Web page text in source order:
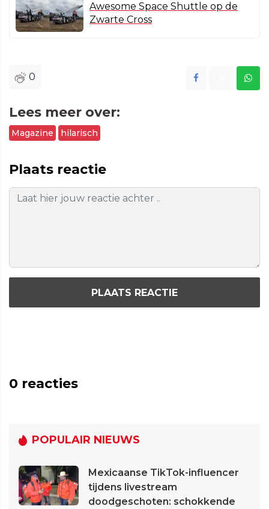
Awesome Space Shuttle op de
Zwarte Cross
0
Lees meer over:
Magazine hilarisch
Plaats reactie
PLAATS REACTIE
0 reacties
POPULAIR NIEUWS
Mexicaanse TikTok-influencer
tijdens livestream
doodgeschoten: schokkende